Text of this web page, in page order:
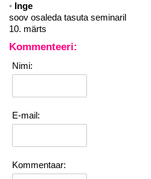
Inge
soov osaleda tasuta seminaril
10. märts
Kommenteeri:
Nimi:
E-mail:
Kommentaar: